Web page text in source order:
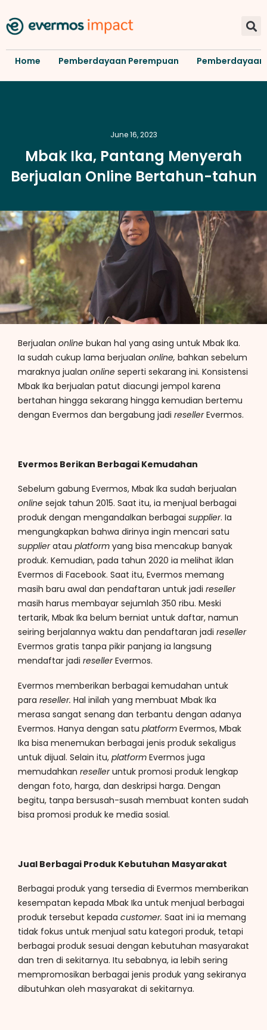
Home Pemberdayaan Perempuan Pemberdayaan
June 16, 2023
Mbak Ika, Pantang Menyerah
Berjualan Online Bertahun-tahun
Berjualan online bukan hal yang asing untuk Mbak Ika.
Ia sudah cukup lama berjualan online, bahkan sebelum
maraknya jualan online seperti sekarang ini. Konsistensi
Mbak Ika berjualan patut diacungi jempol karena
bertahan hingga sekarang hingga kemudian bertemu
dengan Evermos dan bergabung jadi resellerEvermos.
Evermos Berikan Berbagai Kemudahan
Sebelum gabung Evermos, Mbak Ika sudah berjualan
online sejak tahun 2015. Saat itu, ia menjual berbagai
produk dengan mengandalkan berbagai supplier. Ia
mengungkapkan bahwa dirinya ingin mencari satu
supplieratau platform yang bisa mencakup banyak
produk. Kemudian, pada tahun 2020 ia melihat iklan
Evermos di Facebook. Saat itu, Evermos memang
masih baru awal dan pendaftaran untuk jadi reseller
masih harus membayar sejumlah 350 ribu. Meski
tertarik, Mbak Ika belum berniat untuk daftar, namun
seiring berjalannya waktu dan pendaftaran jadi reseller
Evermos gratis tanpa pikir panjang ia langsung
mendaftar jadi resellerEvermos.
Evermos memberikan berbagai kemudahan untuk
para reseller. Hal inilah yang membuat Mbak Ika
merasa sangat senang dan terbantu dengan adanya
Evermos. Hanya dengan satu platform Evermos, Mbak
Ika bisa menemukan berbagai jenis produk sekaligus
untuk dijual. Selain itu, platform Evermos juga
memudahkan reselleruntuk promosi produk lengkap
dengan foto, harga, dan deskripsi harga. Dengan
begitu, tanpa bersusah-susah membuat konten sudah
bisa promosi produk ke media sosial.
Jual Berbagai Produk Kebutuhan Masyarakat
Berbagai produk yang tersedia di Evermos memberikan
kesempatan kepada Mbak Ika untuk menjual berbagai
produk tersebut kepada customer. Saat ini ia memang
tidak fokus untuk menjual satu kategori produk, tetapi
berbagai produk sesuai dengan kebutuhan masyarakat
dan tren di sekitarnya. Itu sebabnya, ia lebih sering
mempromosikan berbagai jenis produk yang sekiranya
dibutuhkan oleh masyarakat di sekitarnya.